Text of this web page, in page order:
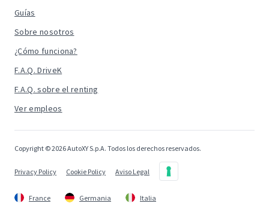
Guías
Sobre nosotros
¿Cómo funciona?
F.A.Q. DriveK
F.A.Q. sobre el renting
Ver empleos
Copyright © 2026 AutoXY S.p.A. Todos los derechos reservados.
Privacy Policy Cookie Policy Aviso Legal
France Germania Italia